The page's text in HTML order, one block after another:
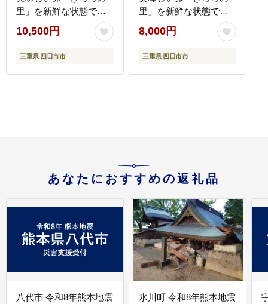
里」を新鮮な状態でお
届けします。50個（45
個＋卵割れ保障5個）|た
まご 卵 きららのさと き
濃厚 玉子 玉子焼き 卵焼
10,500円
三重県 四日市市
里」を新鮮な状態でお
届けします。30個（27
個＋卵割れ保障3個）|た
まご 卵 きららのさと き
濃厚 玉子 玉子焼き 卵焼
8,000円
三重県 四日市市
あなたにおすすめの返礼品
八代市 令和8年熊本地震
氷川町 令和8年熊本地震